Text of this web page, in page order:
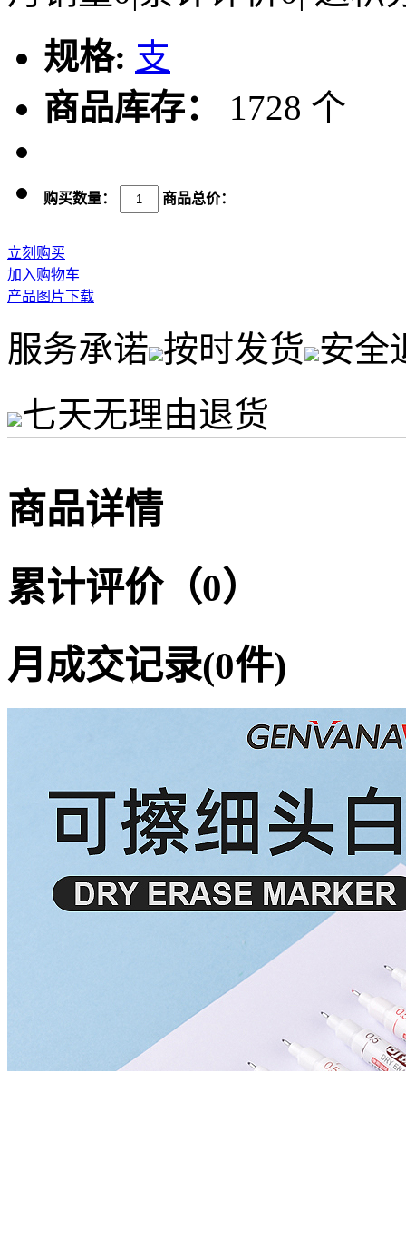
规格: 支
商品库存：
1728 个
购买数量： 商品总价：
立刻购买
加入购物车
产品图片下载
服务承诺 按时发货 安全
七天无理由退货
商品详情
累计评价（0）
月成交记录(0件)